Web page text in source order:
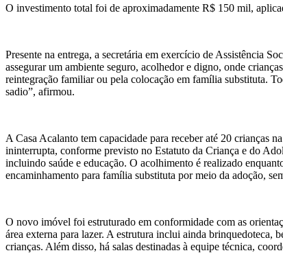
O investimento total foi de aproximadamente R$ 150 mil,
Presente na entrega, a secretária em exercício de Assistência
assegurar um ambiente seguro, acolhedor e digno, onde
reintegração familiar ou pela colocação em família substituta.
sadio”, afirmou.
A Casa Acalanto tem capacidade para receber até 20 crianças
ininterrupta, conforme previsto no Estatuto da Criança e do
incluindo saúde e educação. O acolhimento é realizado
encaminhamento para família substituta por meio da adoção,
O novo imóvel foi estruturado em conformidade com as
área externa para lazer. A estrutura inclui ainda brinquedoteca,
crianças. Além disso, há salas destinadas à equipe técnica,